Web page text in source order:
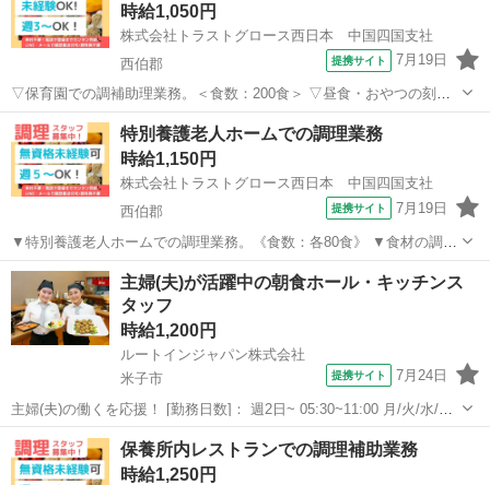
時給1,050円
株式会社トラストグロース西日本 中国四国支社
西伯郡
提携サイト 7月19日
▽保育園での調補助理業務。＜食数：200食＞ ▽昼食・おやつの刻
み、盛付け、配膳、食器洗浄 等。 ▽制服：貸与あり。 〇食事：あ
り。 〇20代-60代女性スタッフ活躍中！ 【必須資格・条件】 ◇不問 ※
お仕事No.CS...
鳥取 西伯郡 キッチン
特別養護老人ホームでの調理業務
時給1,150円
株式会社トラストグロース西日本 中国四国支社
西伯郡
提携サイト 7月19日
▼特別養護老人ホームでの調理業務。《食数：各80食》 ▼食材の調
理、仕込み、切込み、配膳・下膳、食器洗浄 等。 ▼制服：貸与あ
り。 ※採用後、入職前に健康診断・検便の提出必須。 〇20代-50代職
員活躍中。 【必須資格・...
鳥取 西伯郡 キッチン
主婦(夫)が活躍中の朝食ホール・キッチンス
タッフ
時給1,200円
ルートインジャパン株式会社
米子市
提携サイト 7月24日
主婦(夫)の働くを応援！ [勤務日数]： 週2日~ 05:30~11:00 月/火/水/木/
金/土/日 などから選べます [勤務地・最寄駅]： 鳥取県米子市糀町2丁目
200 ホテルルートイン米子 米子駅徒歩10分 [職...
鳥取 米子市 キッチン
保養所内レストランでの調理補助業務
時給1,250円